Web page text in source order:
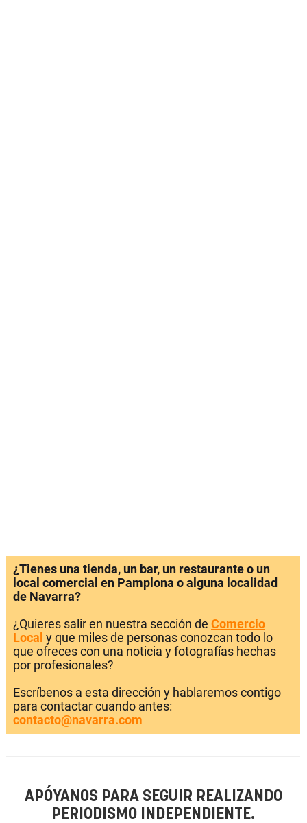
¿Tienes una tienda, un bar, un restaurante o un
local comercial en Pamplona o alguna localidad
de Navarra?
¿Quieres salir en nuestra sección de Comercio
Local y que miles de personas conozcan todo lo
que ofreces con una noticia y fotografías hechas
por profesionales?
Escríbenos a esta dirección y hablaremos contigo
para contactar cuando antes:
contacto@navarra.com
APÓYANOS PARA SEGUIR REALIZANDO
PERIODISMO INDEPENDIENTE.